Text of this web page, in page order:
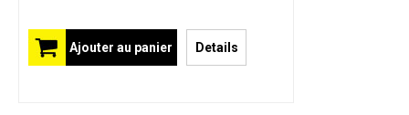
Ajouter au panier Details